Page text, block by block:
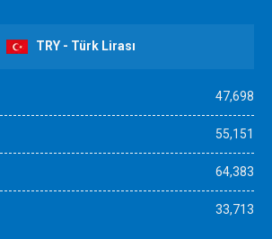
TRY - Türk Lirası
47,698
55,151
64,383
33,713